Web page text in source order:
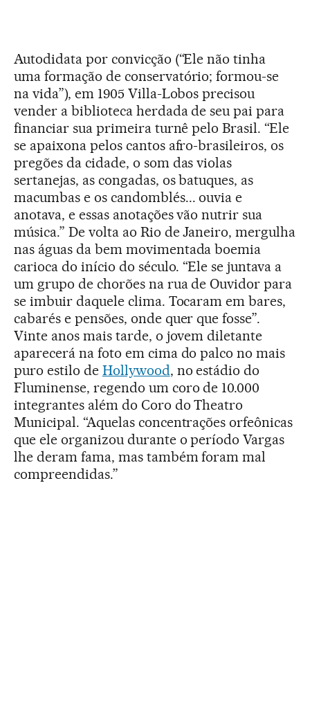
Autodidata por convicção (“Ele não tinha
uma formação de conservatório; formou-se
na vida”), em 1905 Villa-Lobos precisou
vender a biblioteca herdada de seu pai para
financiar sua primeira turnê pelo Brasil. “Ele
se apaixona pelos cantos afro-brasileiros, os
pregões da cidade, o som das violas
sertanejas, as congadas, os batuques, as
macumbas e os candomblés... ouvia e
anotava, e essas anotações vão nutrir sua
música.” De volta ao Rio de Janeiro, mergulha
nas águas da bem movimentada boemia
carioca do início do século. “Ele se juntava a
um grupo de chorões na rua de Ouvidor para
se imbuir daquele clima. Tocaram em bares,
cabarés e pensões, onde quer que fosse”.
Vinte anos mais tarde, o jovem diletante
aparecerá na foto em cima do palco no mais
puro estilo de Hollywood, no estádio do
Fluminense, regendo um coro de 10.000
integrantes além do Coro do Theatro
Municipal. “Aquelas concentrações orfeônicas
que ele organizou durante o período Vargas
lhe deram fama, mas também foram mal
compreendidas.”